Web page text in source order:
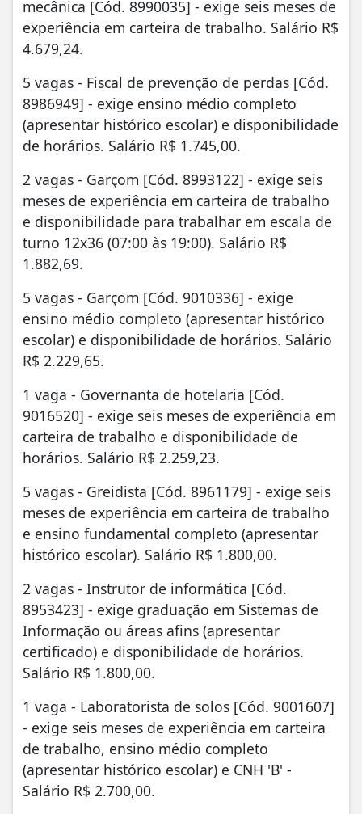
mecânica [Cód. 8990035] - exige seis meses de
experiência em carteira de trabalho. Salário R$
4.679,24.
5 vagas - Fiscal de prevenção de perdas [Cód.
8986949] - exige ensino médio completo
(apresentar histórico escolar) e disponibilidade
de horários. Salário R$ 1.745,00.
2 vagas - Garçom [Cód. 8993122] - exige seis
meses de experiência em carteira de trabalho
e disponibilidade para trabalhar em escala de
turno 12x36 (07:00 às 19:00). Salário R$
1.882,69.
5 vagas - Garçom [Cód. 9010336] - exige
ensino médio completo (apresentar histórico
escolar) e disponibilidade de horários. Salário
R$ 2.229,65.
1 vaga - Governanta de hotelaria [Cód.
9016520] - exige seis meses de experiência em
carteira de trabalho e disponibilidade de
horários. Salário R$ 2.259,23.
5 vagas - Greidista [Cód. 8961179] - exige seis
meses de experiência em carteira de trabalho
e ensino fundamental completo (apresentar
histórico escolar). Salário R$ 1.800,00.
2 vagas - Instrutor de informática [Cód.
8953423] - exige graduação em Sistemas de
Informação ou áreas afins (apresentar
certificado) e disponibilidade de horários.
Salário R$ 1.800,00.
1 vaga - Laboratorista de solos [Cód. 9001607]
- exige seis meses de experiência em carteira
de trabalho, ensino médio completo
(apresentar histórico escolar) e CNH 'B' -
Salário R$ 2.700,00.